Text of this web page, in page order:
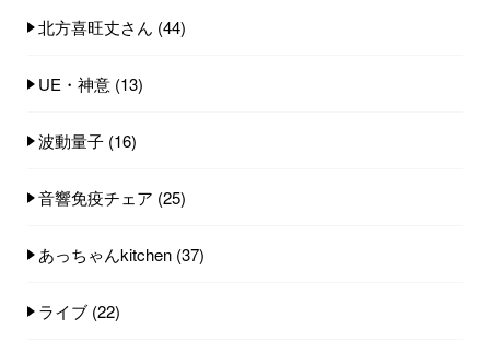
北方喜旺丈さん (44)
UE・神意 (13)
波動量子 (16)
音響免疫チェア (25)
あっちゃんkitchen (37)
ライブ (22)